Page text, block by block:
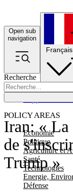
Open sub
navigation
Recherche
POLICY AREAS
Economie
Politique
Agriculture et
Santé
Technologies
Energie,
Défense
Français
Iran: « La
de
Trump »